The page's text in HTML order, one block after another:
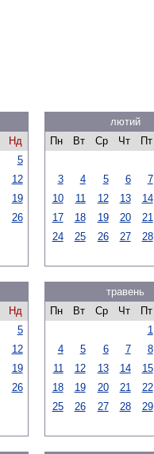
Нд
5
12
19
26
лютий
Пн
Вт Ср Чт Пт
3
4 5 6 7
10
11 12 13 14
17
18 19 20 21
24
25 26 27 28
Нд
5
12
19
26
травень
Пн
Вт Ср Чт Пт
1
4
5 6 7 8
11
12 13 14 15
18
19 20 21 22
25
26 27 28 29